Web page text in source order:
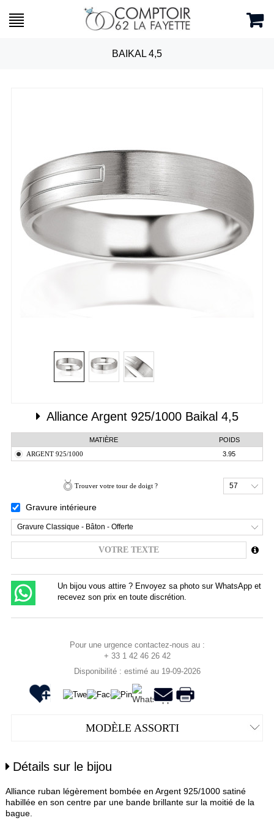
BAIKAL 4,5
Alliance Argent 925/1000Baikal 4,5
MATIÈRE
POIDS
ARGENT 925/1000
3.95
Trouver votre tour de doigt ? 57
Gravure intérieure
Gravure Classique - Bâton - Offerte
Un bijou vous attire ? Envoyez sa photo sur WhatsApp et
recevez son prix en toute discrétion.
Pour une urgence contactez-nous au :
+ 33 1 42 46 26 42
Disponibilité : estimé au 19-09-2026
MODÈLE ASSORTI
Détails sur le bijou
Alliance ruban légèrement bombée en Argent 925/1000 satiné
habillée en son centre par une bande brillante sur la moitié de la
bague.